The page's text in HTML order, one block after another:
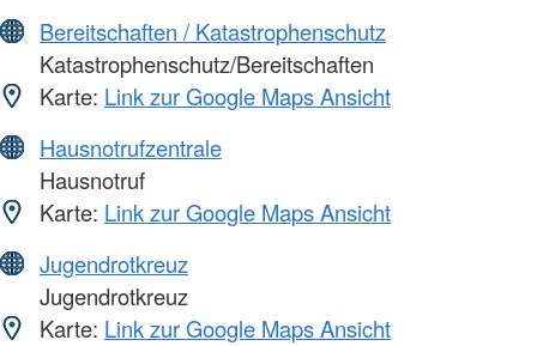
Bereitschaften / Katastrophenschutz
Katastrophenschutz/Bereitschaften
Karte: Link zur Google Maps Ansicht
Hausnotrufzentrale
Hausnotruf
Karte: Link zur Google Maps Ansicht
Jugendrotkreuz
Jugendrotkreuz
Karte: Link zur Google Maps Ansicht